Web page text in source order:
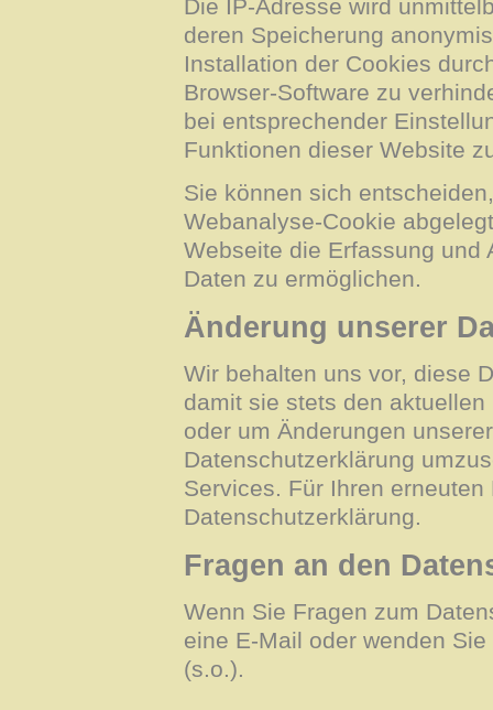
Die IP-Adresse wird
deren Speicherung
Installation der Cookies
Browser-Software zu
bei entsprechender
Funktionen dieser Website
Sie können sich
Webanalyse-Cookie
Webseite die Erfassung und
Daten zu ermöglichen.
Änderung unserer
Wir behalten uns vor, diese
damit sie stets den
oder um Änderungen
Datenschutzerklärung
Services. Für Ihren
Datenschutzerklärung.
Fragen an den
Wenn Sie Fragen zum
eine E-Mail oder wenden
(s.o.).